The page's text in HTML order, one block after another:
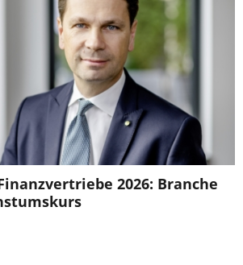
2026: Branche